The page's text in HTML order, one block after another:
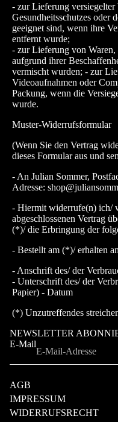
- zur Lieferung versiegelter
Gesundheitsschutzes oder
geeignet sind, wenn ihre
entfernt wurde;
- zur Lieferung von
aufgrund ihrer
vermischt wurden; - zur
Videoaufnahmen oder
Packung, wenn die
wurde.
Muster-Widerrufsformular
(Wenn Sie den Vertrag
dieses Formular aus und
- An Julian Sommer,
Adresse:
- Hiermit widerrufe(n) ich/
abgeschlossenen Vertrag
(*)/ die Erbringung der
- Bestellt am (*)/ erhalten
- Anschrift des/ der
- Unterschrift des/ der
Papier) - Datum
(*) Unzutreffendes
NEWSLETTER
E-Mail
AGB
IMPRESSUM
WIDERRUFSRECHT